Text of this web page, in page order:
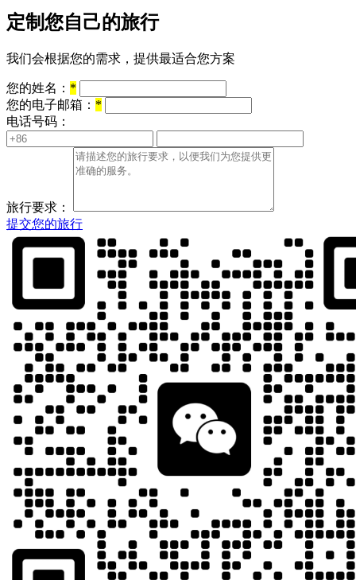
定制您自己的旅行
我们会根据您的需求，提供最适合您方案
您的姓名： *
您的电子邮箱： *
电话号码：
旅行要求：
提交您的旅行